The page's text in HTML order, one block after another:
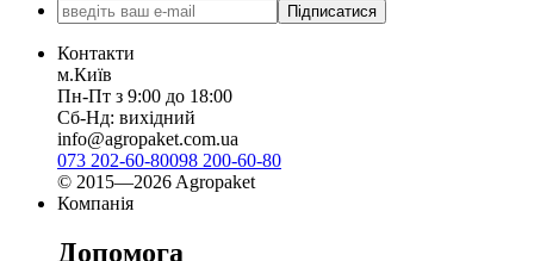
Підписатися
Контакти
м.Київ
Пн-Пт з 9:00 до 18:00
Сб-Нд: вихідний
info@agropaket.com.ua
073 202-60-80098 200-60-80
© 2015—2026 Agropaket
Компанія
Допомога